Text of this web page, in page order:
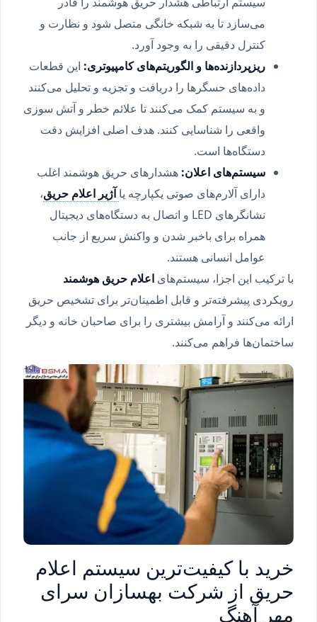
می‌سازد تا به شبکه خانگی متصل شود و نظارت و
کنترل دقیقی را به وجود آورد.
ریزپردازنده‌ها و الگوریتم‌های کامپیوتری:این قطعات
داده‌های حسگرها را دریافت و تجزیه و تحلیل می‌کنند
و به سیستم کمک می‌کنند تا علائم خطر و آتش سوزی
واقعی را شناسایی کنند. هدف اصلی افزایش دقت
دستگاه‌ها است.
سیستم‌های اعلان:هشدارهای حریق هوشمند اغلب
دارای آلارم‌های صوتی یکپارچه یاآژیر اعلام حریق،
نشانگرهای LED و اتصال به دستگاه‌های دیجیتال
همراه برای باخبر شدن و واکنش سریع از جانب
عوامل انسانی هستند.
با ترکیب این اجزا، سیستم‌های اعلام حریق هوشمند
رویکردی پیشرفته‌تر و قابل اطمینان‌تر برای تشخیص حریق
ارائه می‌کنند و آرامش بیشتری را برای صاحبان خانه و دیگر
ساختمان‌ها فراهم می‌کنند.
خرید با کیفیت‌ترین سیستم اعلام
حریق از شرکت بهسازان سرای
مهر آهنگ